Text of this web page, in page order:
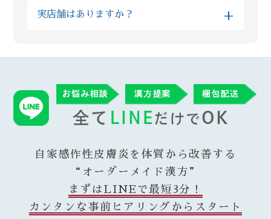
プランなど、柔軟にご案内が可能です
以降の配送となる場合がございます。予めご
ご購入いただいた翌営業日には発送させてい
時間がかかることがありますが、その場合は
遅くとも3営業日以内に発送させていただきま
す。
せん。毎月勝手に商品が送られてくる等は無
ご納得いただけた場合に再度ご購入いただい
て、変更が必要であればご提供する漢方も変
更させていただいております。
実店舗はありますか？ +
店である漢方薬局太陽堂では新宿の実店舗で
総合部門で全国実力薬局100選（都内では3店
舗のみ）に選出された太陽堂で研鑽を積んだ
薬剤師がReiyodoにも在籍している為、オン
ラインでも安心してご利用いただけます。
自家感作性皮膚炎を体質から改善する
“オーダーメイド漢方”
まずはLINEで最短3分！
カンタンな事前ヒアリングからスタート